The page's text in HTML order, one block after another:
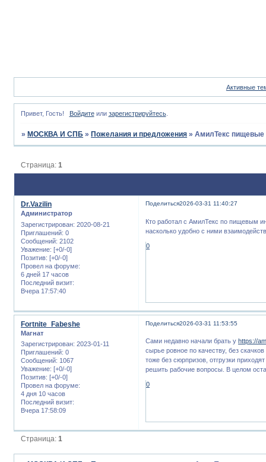
Активные
Привет, Гость! Войдитеили зарегистрируйтесь.
» МОСКВА И СПБ » Пожелания и предложения »АмилТекс пищевые
Страница:1
Поделиться2026-03-31 11:40:27
Dr.Vazilin
Администратор
Зарегистрирован: 2020-08-21
Приглашений: 0
Сообщений: 2102
Уважение: [+0/-0]
Позитив: [+0/-0]
Провел на форуме:
6 дней 17 часов
Последний визит:
Вчера 17:57:40
Кто работал с АмилТекс по пищевым
насколько удобно с ними
0
Поделиться2026-03-31 11:53:55
Fortnite_Fabeshe
Магнат
Зарегистрирован: 2023-01-11
Приглашений: 0
Сообщений: 1067
Уважение: [+0/-0]
Позитив: [+0/-0]
Провел на форуме:
4 дня 10 часов
Последний визит:
Вчера 17:58:09
Сами недавно начали брать у https://
сырье ровное по качеству, без
тоже без сюрпризов, отгрузки
решить рабочие вопросы. В целом
0
Страница:1